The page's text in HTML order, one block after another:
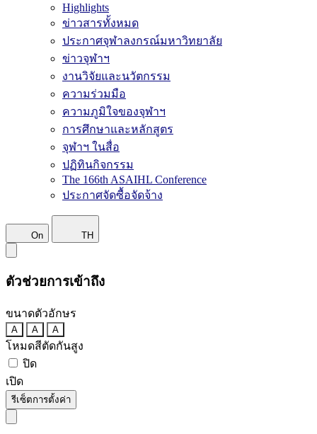
Highlights
ข่าวสารทั้งหมด
ประกาศจุฬาลงกรณ์มหาวิทยาลัย
ข่าวจุฬาฯ
งานวิจัยและนวัตกรรม
ความร่วมมือ
ความภูมิใจของจุฬาฯ
การศึกษาและหลักสูตร
จุฬาฯ ในสื่อ
ปฏิทินกิจกรรม
The 166th ASAIHL Conference
ประกาศจัดซื้อจัดจ้าง
On TH
ตัวช่วยการเข้าถึง
ขนาดตัวอักษร
A A A
โหมดสีตัดกันสูง
ปิด
เปิด
รีเซ็ตการตั้งค่า